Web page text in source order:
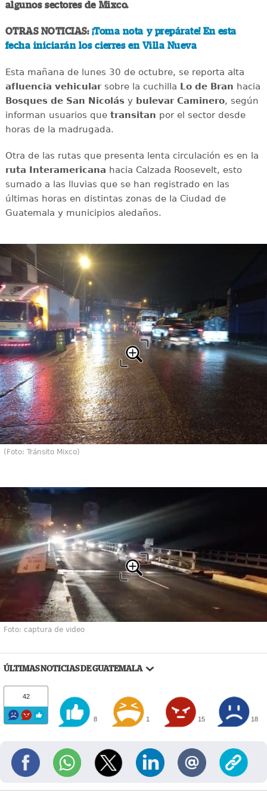
algunos sectores de Mixco.
OTRAS NOTICIAS: ¡Toma nota y prepárate! En esta
fecha iniciarán los cierres en Villa Nueva
Esta mañana de lunes 30 de octubre, se reporta alta
afluencia vehicularsobre la cuchilla Lo de Bran hacia
Bosques de San Nicolásy bulevar Caminero, según
informan usuarios que transitan por el sector desde
horas de la madrugada.
Otra de las rutas que presenta lenta circulación es en la
ruta Interamericana hacia Calzada Roosevelt, esto
sumado a las lluvias que se han registrado en las
últimas horas en distintas zonas de la Ciudad de
Guatemala y municipios aledaños.
(Foto: Tránsito Mixco)
Foto: captura de video
ÚLTIMAS NOTICIAS DE GUATEMALA
42
8 1 15 18